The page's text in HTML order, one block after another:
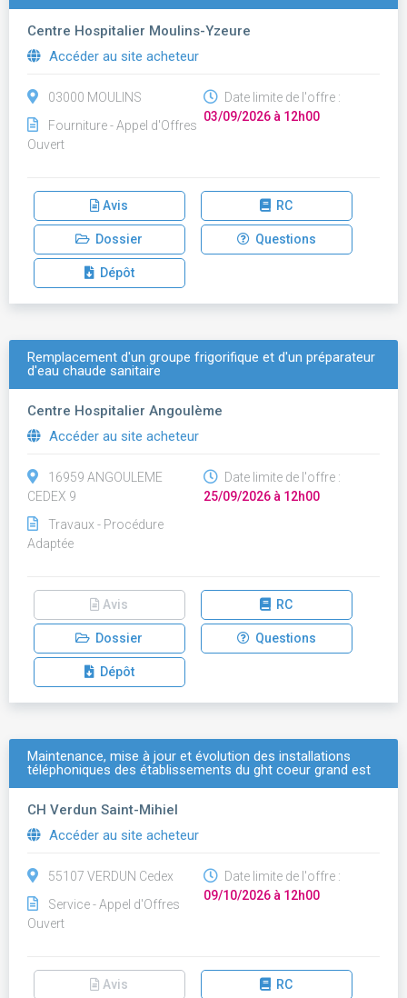
Centre Hospitalier Moulins-Yzeure
Accéder au site acheteur
03000 MOULINS
Fourniture - Appel d'Offres
Ouvert
Date limite de l'offre :
03/09/2026 à 12h00
Avis RC
Dossier Questions
Dépôt
Remplacement d'un groupe frigorifique et d'un préparateur
d'eau chaude sanitaire
Centre Hospitalier Angoulème
Accéder au site acheteur
16959 ANGOULEME
CEDEX 9
Travaux - Procédure
Adaptée
Date limite de l'offre :
25/09/2026 à 12h00
Avis RC
Dossier Questions
Dépôt
Maintenance, mise à jour et évolution des installations
téléphoniques des établissements du ght coeur grand est
CH Verdun Saint-Mihiel
Accéder au site acheteur
55107 VERDUN Cedex
Service - Appel d'Offres
Ouvert
Date limite de l'offre :
09/10/2026 à 12h00
Avis RC